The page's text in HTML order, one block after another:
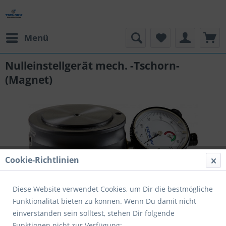
Menü
Nulleinstellgerät mech. -Tschorn-
(Magnet)
Cookie-Richtlinien
Diese Website verwendet Cookies, um Dir die bestmögliche
Funktionalität bieten zu können. Wenn Du damit nicht
einverstanden sein solltest, stehen Dir folgende